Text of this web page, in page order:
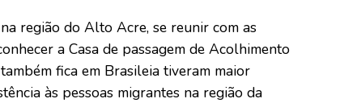
região do Alto Acre, se reunir com as
a Casa de passagem de Acolhimento
fica em Brasileia tiveram maior
às pessoas migrantes na região da